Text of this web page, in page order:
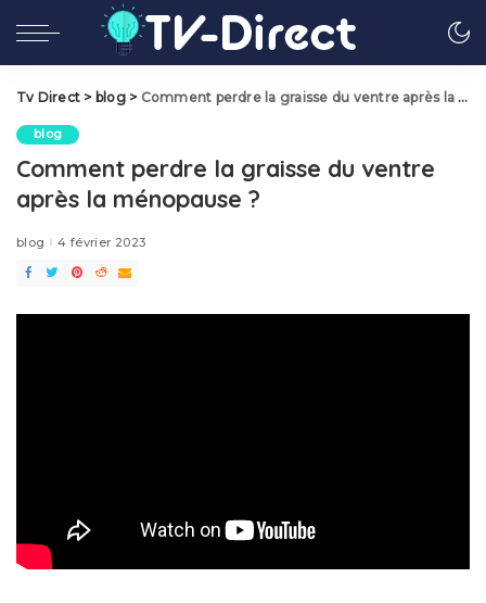
Tv Direct > blog> Comment perdre la graisse du ventre après la ménopause ?
blog
Comment perdre la graisse du ventre
après la ménopause ?
blog 4 février 2023